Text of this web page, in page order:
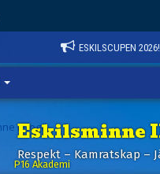
ESKILSCUPEN 2026!
Eskilsminne
Respekt – Kamratskap –
P16 Akademi